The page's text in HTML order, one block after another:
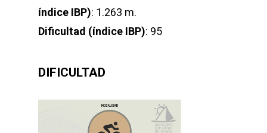
índice IBP): 1.263 m.
Dificultad (índice IBP): 95
DIFICULTAD